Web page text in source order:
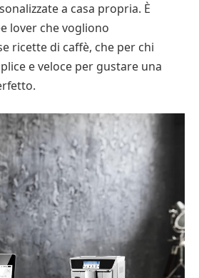
a casa propria. È
lover che vogliono
ricette di caffè, che per chi
e veloce per gustare una